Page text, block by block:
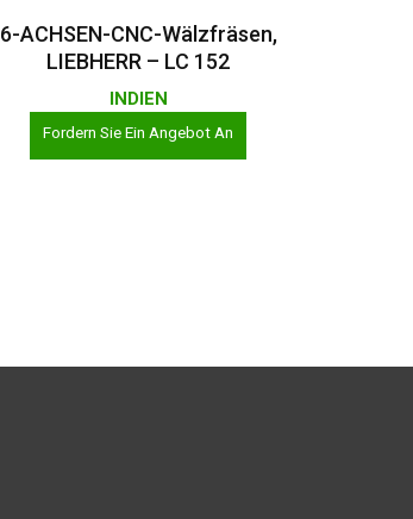
Weiterlesen
6-ACHSEN-CNC-Wälzfräsen,
LIEBHERR – LC 152
INDIEN
Fordern Sie Ein Angebot An